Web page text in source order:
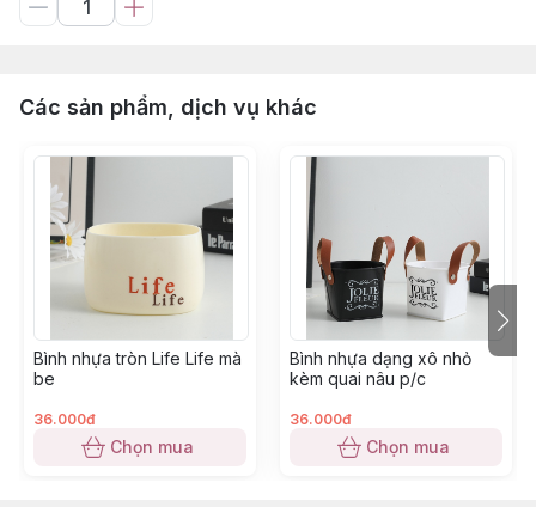
Các sản phẩm, dịch vụ khác
Bình nhựa tròn Life Life mà
be
36.000đ
Chọn mua
Bình nhựa dạng xô nhỏ
kèm quai nâu p/c
36.000đ
Chọn mua